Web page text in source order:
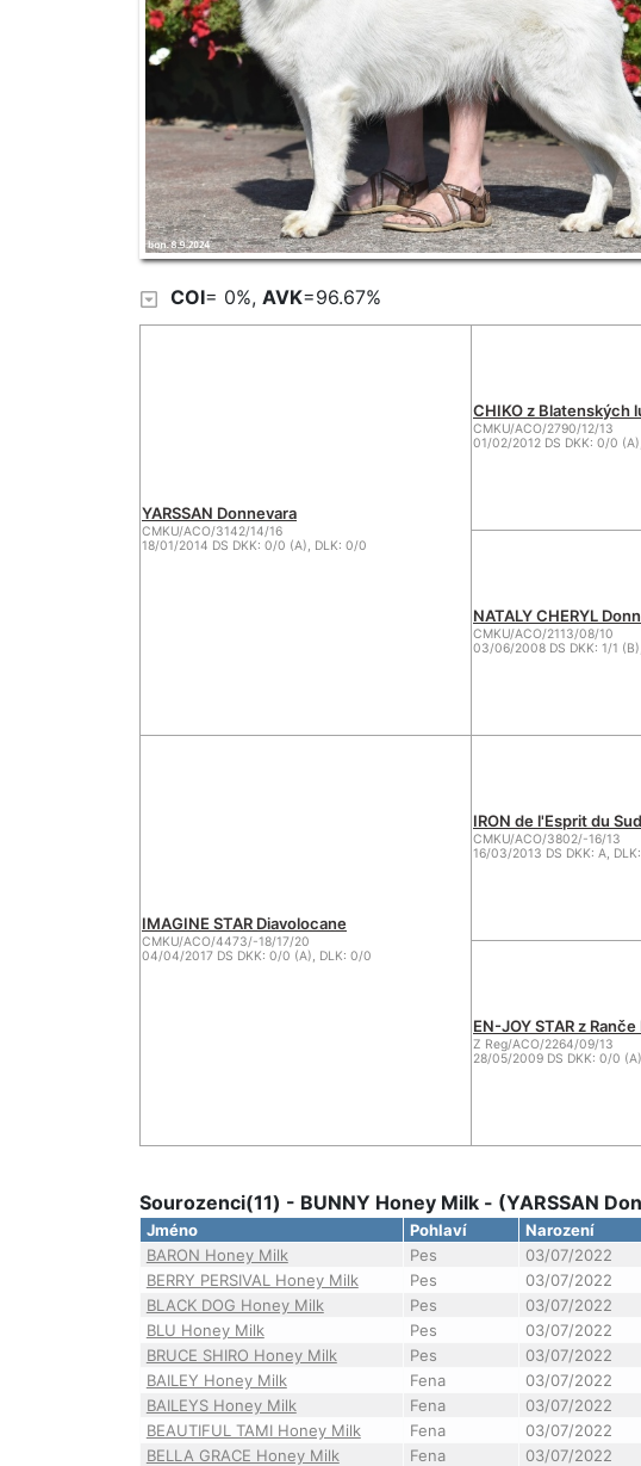
COI= 0%, AVK=96.67%
YARSSAN Donnevara
CMKU/ACO/3142/14/16
18/01/2014 DS DKK: 0/0 (A), DLK: 0/0
CHIKO z Blatenských
CMKU/ACO/2790/12/13
01/02/2012 DS DKK: 0/0
NATALY CHERYL
CMKU/ACO/2113/08/10
03/06/2008 DS DKK: 1/1
IMAGINE STAR Diavolocane
CMKU/ACO/4473/-18/17/20
04/04/2017 DS DKK: 0/0 (A), DLK: 0/0
IRON de l'Esprit du Sud
CMKU/ACO/3802/-16/13
16/03/2013 DS DKK: A,
EN-JOY STAR z
Z Reg/ACO/2264/09/13
28/05/2009 DS DKK: 0/0
Sourozenci(11) - BUNNY Honey Milk - (YARSSAN
Jméno Pohlaví Narození
BARON Honey Milk
Pes 03/07/2022
BERRY PERSIVAL Honey Milk
Pes 03/07/2022
BLACK DOG Honey Milk
Pes 03/07/2022
BLU Honey Milk
Pes 03/07/2022
BRUCE SHIRO Honey Milk
Pes 03/07/2022
BAILEY Honey Milk
Fena 03/07/2022
BAILEYS Honey Milk
Fena 03/07/2022
BEAUTIFUL TAMI Honey Milk
Fena 03/07/2022
BELLA GRACE Honey Milk
Fena 03/07/2022